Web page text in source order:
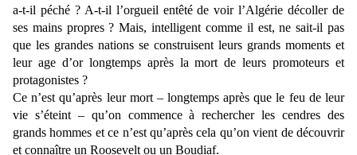
a-t-il péché ? A-t-il l’orgueil entêté de voir l’Algérie décoller de
ses mains propres ? Mais, intelligent comme il est, ne sait-il pas
que les grandes nations se construisent leurs grands moments et
leur age d’or longtemps après la mort de leurs promoteurs et
protagonistes ?
Ce n’est qu’après leur mort – longtemps après que le feu de leur
vie s’éteint – qu’on commence à rechercher les cendres des
grands hommes et ce n’est qu’après cela qu’on vient de découvrir
et connaître un Roosevelt ou un Boudiaf.